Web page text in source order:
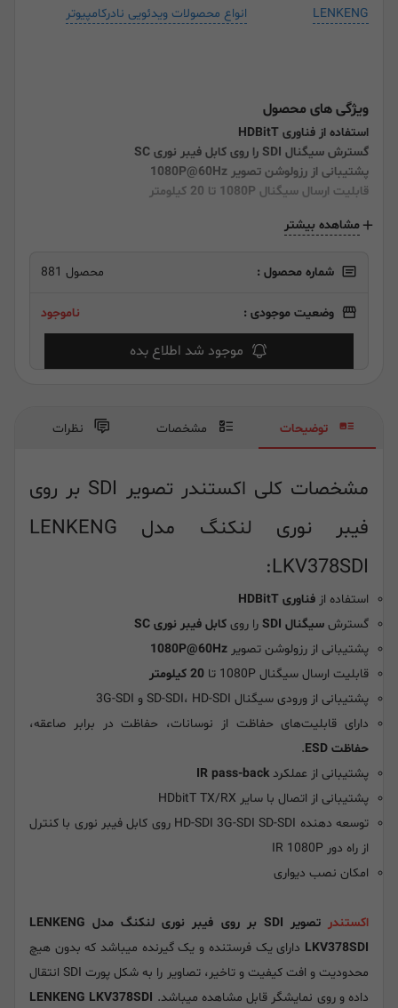
LENKENG
انواع محصولات ویدئویی نادرکامپیوتر
ویژگی های محصول
استفاده از فناوری HDBitT
گسترش سیگنال SDI را روی کابل فیبر نوری SC
پشتیبانی از رزولوشن تصویر 1080P@60Hz
قابلیت ارسال سیگنال 1080P تا 20 کیلومتر
مشاهده بیشتر
شماره محصول : محصول 881
وضعیت موجودی : ناموجود
موجود شد اطلاع بده
مشخصات کلی اکستندر تصویر SDI بر روی
فیبر نوری لنکنگ مدل LENKENG
LKV378SDI:
استفاده از فناوری HDBitT
گسترش سیگنال SDI را روی کابل فیبر نوری SC
پشتیبانی از رزولوشن تصویر 1080P@60Hz
قابلیت ارسال سیگنال 1080P تا
20 کیلومتر
پشتیبانی از ورودی سیگنال SD-SDI، HD-SDI و 3G-SDI
دارای قابلیت‌های حفاظت از نوسانات، حفاظت در برابر صاعقه،
حفاظت ESD
.
پشتیبانی از عملکردIR pass-back
پشتیبانی از اتصال با سایر HDbitT TX/RX
توسعه دهنده HD-SDI 3G-SDI SD-SDI روی کابل فیبر نوری با کنترل
از راه دور IR 1080P
امکان نصب دیواری
اکستندر
تصویر SDI بر روی فیبر نوری لنکنگ مدل LENKENG
LKV378SDI دارای یک فرستنده و یک گیرنده میباشد که بدون هیچ
محدودیت و افت کیفیت و تاخیر، تصاویر را به شکل پورت SDI انتقال
داده و روی نمایشگر قابل مشاهده میباشد. LENKENG LKV378SDI